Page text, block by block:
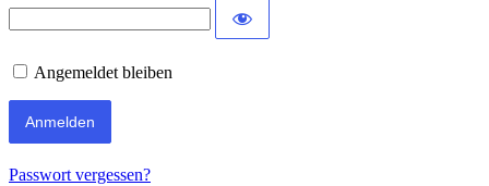
Angemeldet bleiben
Passwort vergessen?